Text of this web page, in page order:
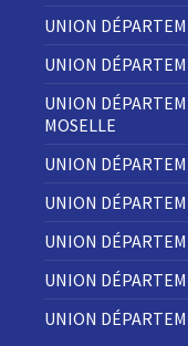
UNION
UNION
UNION
MOSELLE
UNION
UNION
UNION
UNION
UNION